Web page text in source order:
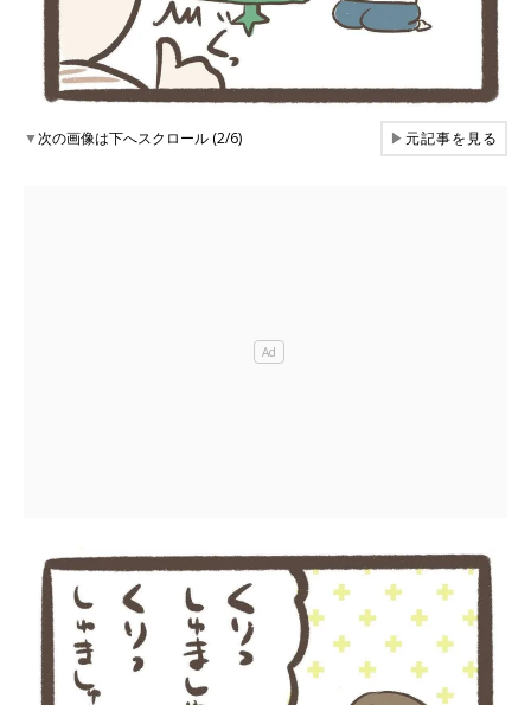
▼次の画像は下へスクロール (2/6) ▶元記事を見る